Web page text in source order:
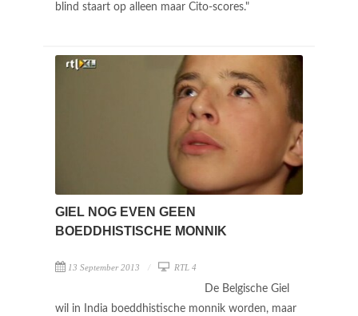
blind staart op alleen maar Cito-scores."
GIEL NOG EVEN GEEN
BOEDDHISTISCHE MONNIK
13 September 2013 RTL 4
De Belgische Giel
wil in India boeddhistische monnik worden, maar